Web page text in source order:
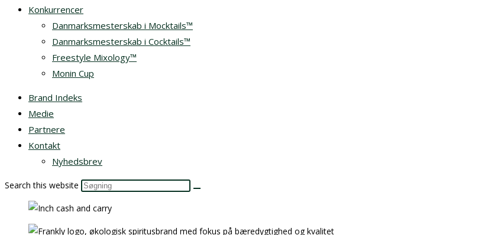
Konkurrencer
Danmarksmesterskab i Mocktails™
Danmarksmesterskab i Cocktails™
Freestyle Mixology™
Monin Cup
Brand Indeks
Medie
Partnere
Kontakt
Nyhedsbrev
Search this website